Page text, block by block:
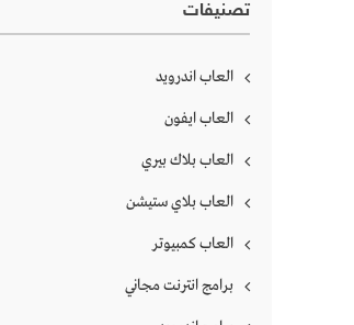
تصنيفات
العاب اندرويد
العاب ايفون
العاب بلاك بيري
العاب بلاي ستيشن
العاب كمبيوتر
برامج انترنت مجاني